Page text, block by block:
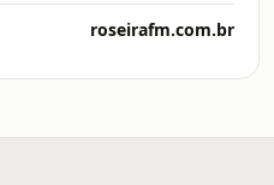
roseirafm.com.br